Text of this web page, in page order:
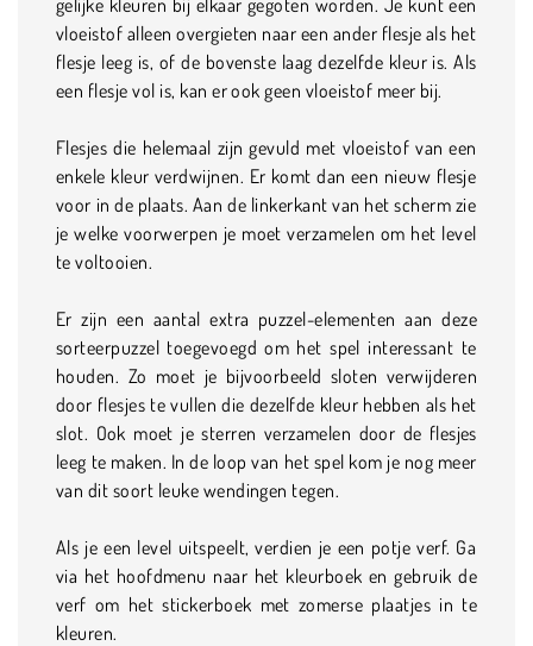
vloeistof alleen overgieten naar een ander flesje als het
flesje leeg is, of de bovenste laag dezelfde kleur is. Als
een flesje vol is, kan er ook geen vloeistof meer bij.
Flesjes die helemaal zijn gevuld met vloeistof van een
enkele kleur verdwijnen. Er komt dan een nieuw flesje
voor in de plaats. Aan de linkerkant van het scherm zie
je welke voorwerpen je moet verzamelen om het level
te voltooien.
Er zijn een aantal extra puzzel-elementen aan deze
sorteerpuzzel toegevoegd om het spel interessant te
houden. Zo moet je bijvoorbeeld sloten verwijderen
door flesjes te vullen die dezelfde kleur hebben als het
slot. Ook moet je sterren verzamelen door de flesjes
leeg te maken. In de loop van het spel kom je nog meer
van dit soort leuke wendingen tegen.
Als je een level uitspeelt, verdien je een potje verf. Ga
via het hoofdmenu naar het kleurboek en gebruik de
verf om het stickerboek met zomerse plaatjes in te
kleuren.